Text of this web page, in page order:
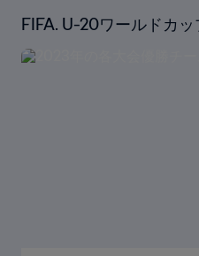
FIFA. U-20ワールドカッ
ース